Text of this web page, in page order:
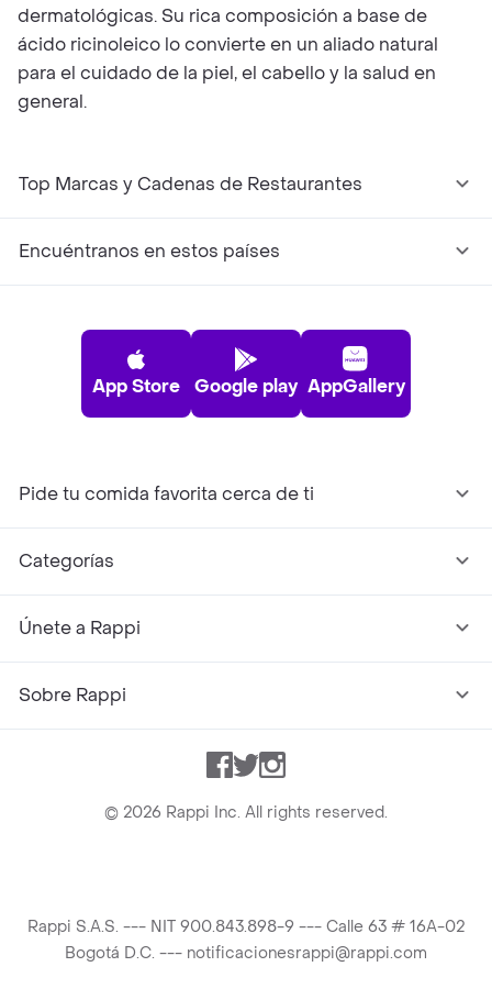
dermatológicas. Su rica composición a base de
ácido ricinoleico lo convierte en un aliado natural
para el cuidado de la piel, el cabello y la salud en
general.
Top Marcas y Cadenas de Restaurantes
Encuéntranos en estos países
App Store Google play AppGallery
Pide tu comida favorita cerca de ti
Categorías
Únete a Rappi
Sobre Rappi
Facebook
TwitterInstagram
© 2026 Rappi Inc. All rights reserved.
Rappi S.A.S. --- NIT 900.843.898-9 --- Calle 63 # 16A-02
Bogotá D.C. --- notificacionesrappi@rappi.com